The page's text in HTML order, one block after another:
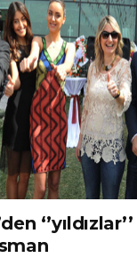
‘’yıldızlar’’